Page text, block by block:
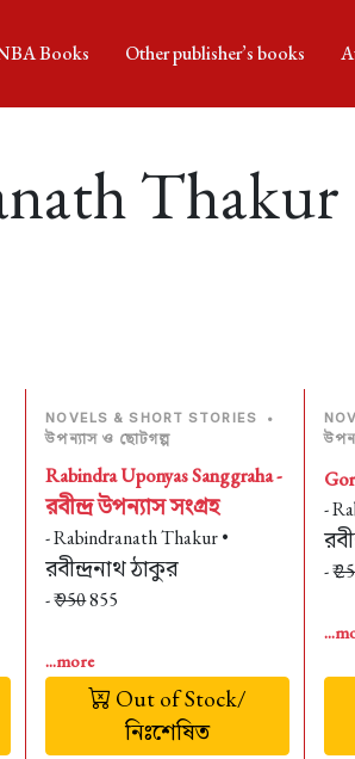
Books Other publisher’s books
Thakur
NOVELS & SHORT STORIES •
উপন্যাস ও ছোটগল্প
Rabindra Uponyas Sanggraha -
রবীন্দ্র উপন্যাস সংগ্রহ
- Rabindranath Thakur •
রবীন্দ্রনাথ ঠাকুর
- ₹950855
...more
Out of Stock/
নিঃশেষিত
-
- ₹